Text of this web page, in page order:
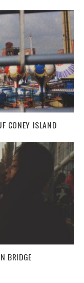
CONEY ISLAND
BRIDGE